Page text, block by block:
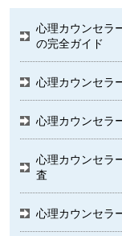
心理カウンセラ
の完全ガイド
心理カウンセラ
心理カウンセラ
心理カウンセラ
査
心理カウンセラ